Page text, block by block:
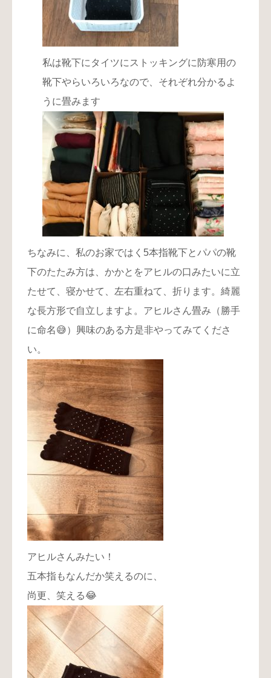
私は靴下にタイツにストッキングに防寒用の
靴下やらいろいろなので、それぞれ分かるよ
うに畳みます
ちなみに、私のお家ではく5本指靴下とパパの靴
下のたたみ方は、かかとをアヒルの口みたいに立
たせて、寝かせて、左右重ねて、折ります。綺麗
な長方形で自立しますよ。アヒルさん畳み（勝手
に命名😅）興味のある方是非やってみてくださ
い。
アヒルさんみたい！
五本指もなんだか笑えるのに、
尚更、笑える😂